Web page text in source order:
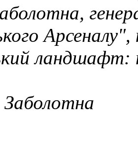
ландшафт: